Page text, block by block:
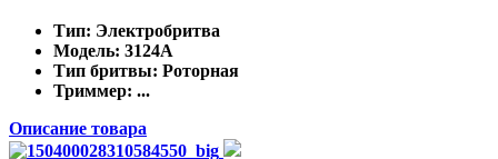
Тип: Электробритва
Модель: 3124А
Тип бритвы: Роторная
Триммер: ...
Описание товара